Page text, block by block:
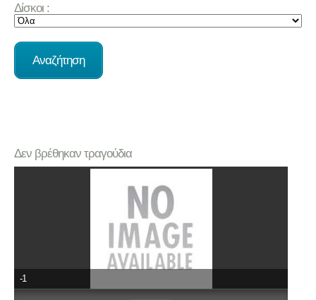
Δίσκοι :
Δεν βρέθηκαν τραγούδια
-1